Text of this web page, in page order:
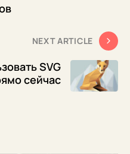
NEXT ARTICLE
SVG
сейчас